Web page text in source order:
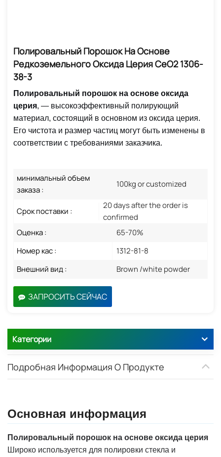
Полировальный Порошок На Основе
Редкоземельного Оксида Церия CeO2 1306-
38-3
Полировальный порошок на основе оксида
церия, — высокоэффективный полирующий
материал, состоящий в основном из оксида церия.
Его чистота и размер частиц могут быть изменены в
соответствии с требованиями заказчика.
минимальный объем
заказа :
100kg or customized
Срок поставки :
20 days after the order is
confirmed
Оценка :
65-70%
Номер кас :
1312-81-8
Внешний вид :
Brown /white powder
ЗАПРОСИТЬ СЕЙЧАС
Категории
Подробная Информация О Продукте
Основная информация
Полировальный порошок на основе оксида церия
Широко используется для полировки стекла и